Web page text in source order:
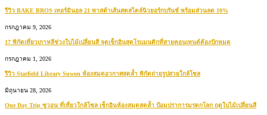
รีวิว BAKE BROS เทอร์มินอล 21 พาสต้าเส้นสดสไตล์นิวยอร์กบรันช์ พร้อมส่วนลด 10%
กรกฎาคม 9, 2026
17 พิกัดเที่ยวเกาหลีช่วงใบไม้เปลี่ยนสี จุดเช็กอินสุดโรแมนติกที่สายคอนเทนต์ต้องปักหมุด
กรกฎาคม 1, 2026
รีวิว Starfield Library Suwon ห้องสมุดอวกาศสุดล้ำ พิกัดถ่ายรูปสวยใกล้โซล
มิถุนายน 28, 2026
One Day Trip ซูวอน ที่เที่ยวใกล้โซล เช็กอินห้องสมุดสุดล้ำ ป้อมปราการมรดกโลก ฤดูใบไม้เปลี่ยนสี